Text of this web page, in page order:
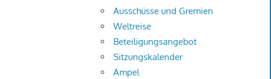
Ausschüsse und Gremien
Weltreise
Beteiligungsangebot
Sitzungskalender
Ampel